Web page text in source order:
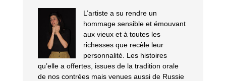
L’artiste a su rendre un
hommage sensible et émouvant
aux vieux et à toutes les
richesses que recèle leur
personnalité. Les histoires
qu’elle a offertes, issues de la tradition orale
de nos contrées mais venues aussi de Russie